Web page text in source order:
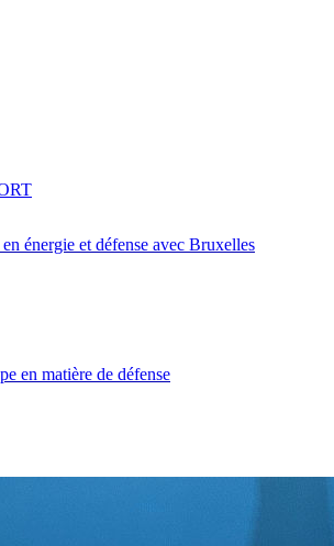
énergie et défense avec Bruxelles
en matière de défense